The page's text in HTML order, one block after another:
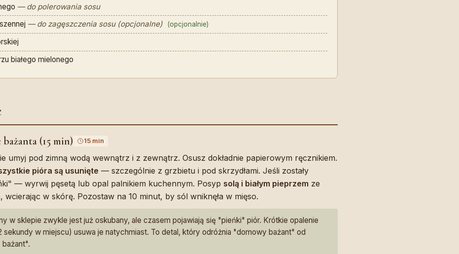
— do polerowania sosu
— do zagęszczenia sosu (opcjonalne) (opcjonalnie)
białego mielonego
(15 min) 15 min
umyj pod zimną wodą wewnątrz i z zewnątrz. Osusz dokładnie papierowym ręcznikiem.
pióra są usunięte — szczególnie z grzbietu i pod skrzydłami. Jeśli zostały
— wyrwij pęsetą lub opal palnikiem kuchennym. Posyp solą i białym pieprzem ze
wcierając w skórę. Pozostaw na 10 minut, by sól wniknęła w mięso.
w sklepie zwykle jest już oskubany, ale czasem pojawiają się "pieńki" piór. Krótkie opalenie
sekundy w miejscu) usuwa je natychmiast. To detal, który odróżnia "domowy bażant" od